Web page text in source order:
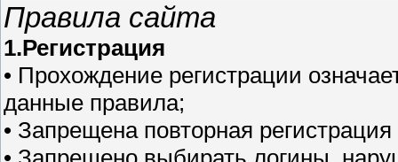
Правила сайта
1.Регистрация
• Прохождение регистрации
данные правила;
• Запрещена повторная